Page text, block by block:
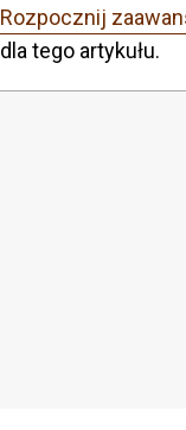
Rozpocznij
dla tego artykułu.